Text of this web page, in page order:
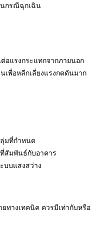
นกรณีฉุกเฉิน
อแรงกระแทกจากภายนอก
เพื่อหลีกเลี่ยงแรงกดดันมาก
มที่กำหนด
สัมพันธ์กับอาคาร
บบแสงสว่าง
ทางเทคนิค ควรมีเท่ากับหรือ